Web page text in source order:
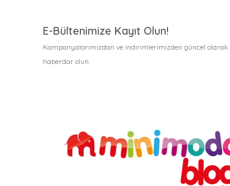
E-Bültenimize Kayıt Olun!
Kampanyalarımızdan ve indirimlerimizden güncel olarak
haberdar olun.